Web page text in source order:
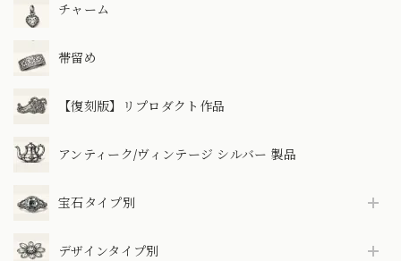
チャーム
帯留め
【復刻版】リプロダクト作品
アンティーク/ヴィンテージ シルバー 製品
宝石タイプ別
デザインタイプ別